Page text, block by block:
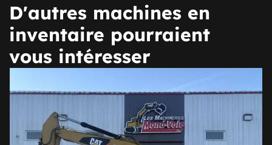
D'autres machines en
inventaire pourraient
vous intéresser